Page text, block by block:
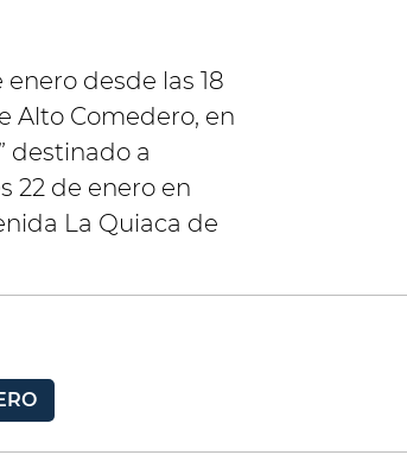
desde las 18
Alto Comedero, en
destinado a
22 de enero en
La Quiaca de